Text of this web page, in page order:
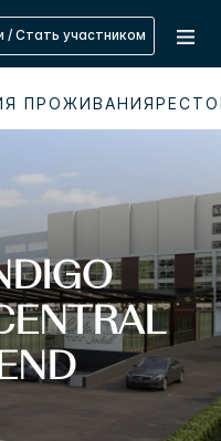
/ Стать участником
ПРОЖИВАНИЯ